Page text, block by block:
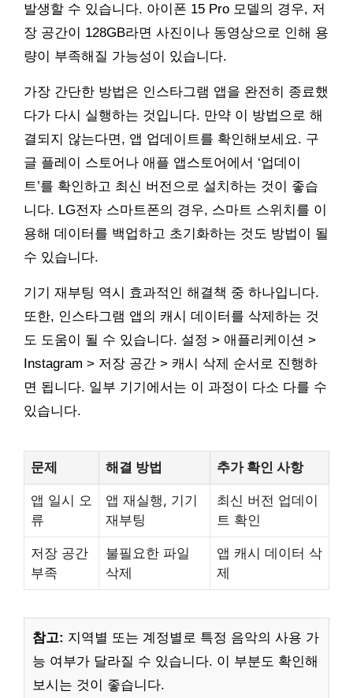
발생할 수 있습니다. 아이폰 15 Pro 모델의 경우, 저
장 공간이 128GB라면 사진이나 동영상으로 인해 용
량이 부족해질 가능성이 있습니다.
가장 간단한 방법은 인스타그램 앱을 완전히 종료했
다가 다시 실행하는 것입니다. 만약 이 방법으로 해
결되지 않는다면, 앱 업데이트를 확인해보세요. 구
글 플레이 스토어나 애플 앱스토어에서 ‘업데이
트’를 확인하고 최신 버전으로 설치하는 것이 좋습
니다. LG전자 스마트폰의 경우, 스마트 스위치를 이
용해 데이터를 백업하고 초기화하는 것도 방법이 될
수 있습니다.
기기 재부팅 역시 효과적인 해결책 중 하나입니다.
또한, 인스타그램 앱의 캐시 데이터를 삭제하는 것
도 도움이 될 수 있습니다. 설정 > 애플리케이션 >
Instagram > 저장 공간 > 캐시 삭제 순서로 진행하
면 됩니다. 일부 기기에서는 이 과정이 다소 다를 수
있습니다.
문제 해결 방법 추가 확인 사항
앱 일시 오
류
앱 재실행, 기기
재부팅
최신 버전 업데이
트 확인
저장 공간
부족
불필요한 파일
삭제
앱 캐시 데이터 삭
제
참고: 지역별 또는 계정별로 특정 음악의 사용 가
능 여부가 달라질 수 있습니다. 이 부분도 확인해
보시는 것이 좋습니다.